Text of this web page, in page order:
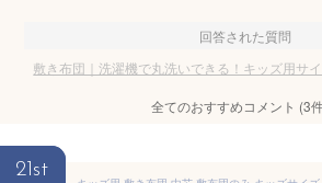
回答された質問
敷き布団｜洗濯機で丸洗いできる！キッズ用サ
全てのおすすめコメント (3
21st